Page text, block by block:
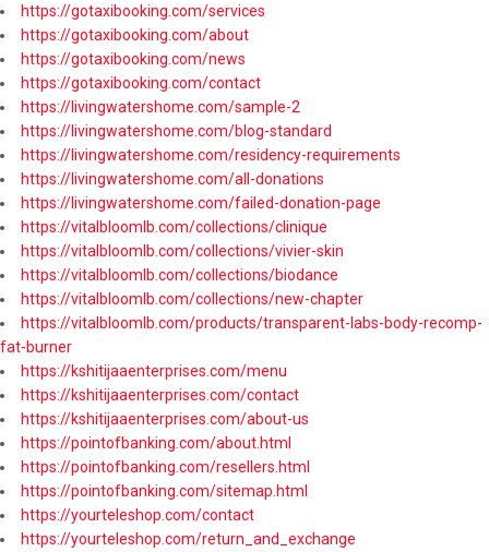
https://gotaxibooking.com/services
https://gotaxibooking.com/about
https://gotaxibooking.com/news
https://gotaxibooking.com/contact
https://livingwatershome.com/sample-2
https://livingwatershome.com/blog-standard
https://livingwatershome.com/residency-requirements
https://livingwatershome.com/all-donations
https://livingwatershome.com/failed-donation-page
https://vitalbloomlb.com/collections/clinique
https://vitalbloomlb.com/collections/vivier-skin
https://vitalbloomlb.com/collections/biodance
https://vitalbloomlb.com/collections/new-chapter
https://vitalbloomlb.com/products/transparent-labs-body-recomp-
fat-burner
https://kshitijaaenterprises.com/menu
https://kshitijaaenterprises.com/contact
https://kshitijaaenterprises.com/about-us
https://pointofbanking.com/about.html
https://pointofbanking.com/resellers.html
https://pointofbanking.com/sitemap.html
https://yourteleshop.com/contact
https://yourteleshop.com/return_and_exchange